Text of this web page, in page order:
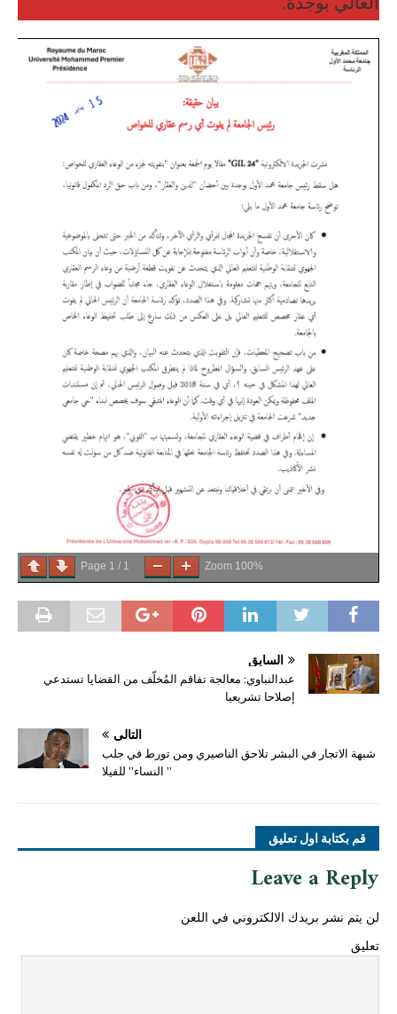
Page 1 / 1 Zoom 100%
السابق
عبدالنباوي: معالجة تفاقم المُخلّف من القضايا تستدعي
إصلاحا تشريعيا
التالي
شبهة الاتجار في البشر تلاحق الناصيري ومن تورط في جلب
” النساء” للفيلا
قم بكتابة اول تعليق
Leave a Reply
لن يتم نشر بريدك الالكتروني في اللعن
تعليق